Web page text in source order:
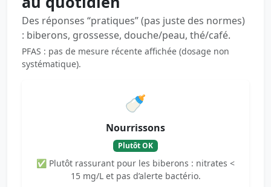
Des réponses “pratiques” (pas juste des normes)
: biberons, grossesse, douche/peau, thé/café.
PFAS : pas de mesure récente affichée (dosage non
systématique).
🍼
Nourrissons
Plutôt OK
✅ Plutôt rassurant pour les biberons : nitrates <
15 mg/L et pas d’alerte bactério.